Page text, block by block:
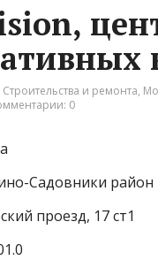
и ремонта,
0
Садовники район
проезд, 17 ст1